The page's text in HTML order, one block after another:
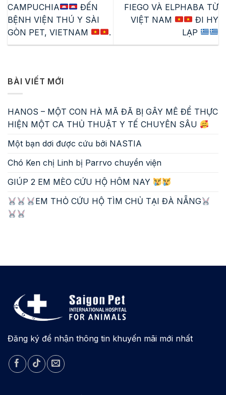
CAMPUCHIA
ĐẾN
BỆNH VIỆN THÚ Y SÀI
GÒN PET, VIETNAM
.
FIEGO VÀ ELPHABA TỪ
VIỆT NAM
ĐI HY
LẠP
BÀI VIẾT MỚI
HANOS – MỘT CON HÀ MÃ ĐÃ BỊ GÂY MÊ ĐỂ THỰC
HIỆN MỘT CA THỦ THUẬT Y TẾ CHUYÊN SÂU
Một bạn dơi được cứu bởi NASTIA
Chó Ken chị Linh bị Parrvo chuyển viện
GIÚP 2 EM MÈO CỨU HỘ HÔM NAY
EM THỎ CỨU HỘ TÌM CHỦ TẠI ĐÀ NẴNG
Đăng ký để nhận thông tin khuyến mãi mới nhất